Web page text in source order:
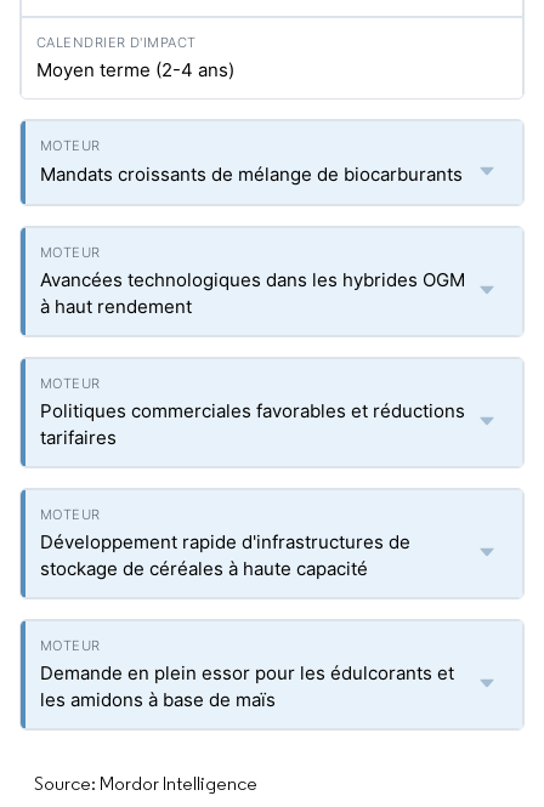
Moyen terme (2-4 ans)
Mandats croissants de mélange de biocarburants
Avancées technologiques dans les hybrides OGM
à haut rendement
Politiques commerciales favorables et réductions
tarifaires
Développement rapide d'infrastructures de
stockage de céréales à haute capacité
Demande en plein essor pour les édulcorants et
les amidons à base de maïs
Source: Mordor Intelligence